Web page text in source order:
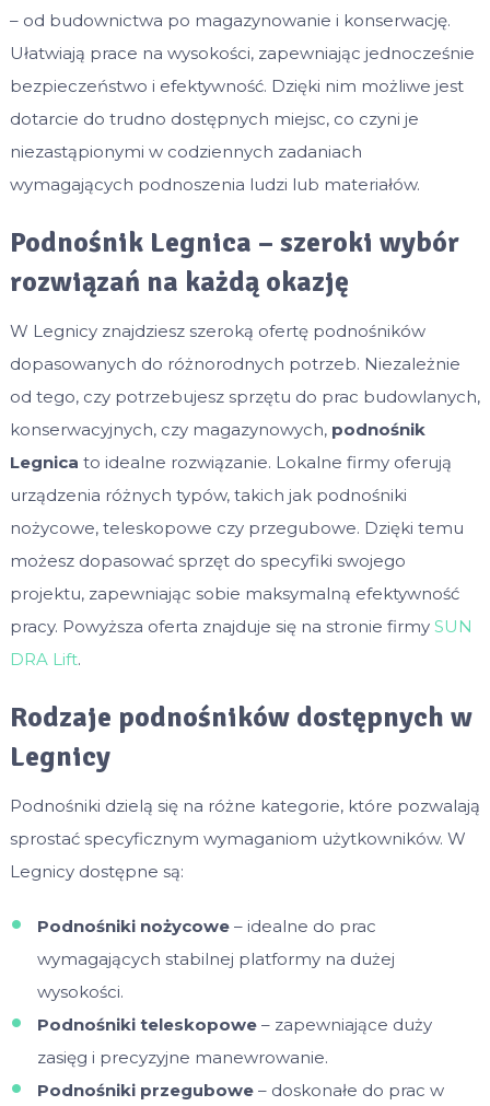
– od budownictwa po magazynowanie i konserwację.
Ułatwiają prace na wysokości, zapewniając jednocześnie
bezpieczeństwo i efektywność. Dzięki nim możliwe jest
dotarcie do trudno dostępnych miejsc, co czyni je
niezastąpionymi w codziennych zadaniach
wymagających podnoszenia ludzi lub materiałów.
Podnośnik Legnica – szeroki wybór
rozwiązań na każdą okazję
W Legnicy znajdziesz szeroką ofertę podnośników
dopasowanych do różnorodnych potrzeb. Niezależnie
od tego, czy potrzebujesz sprzętu do prac budowlanych,
konserwacyjnych, czy magazynowych, podnośnik
Legnica to idealne rozwiązanie. Lokalne firmy oferują
urządzenia różnych typów, takich jak podnośniki
nożycowe, teleskopowe czy przegubowe. Dzięki temu
możesz dopasować sprzęt do specyfiki swojego
projektu, zapewniając sobie maksymalną efektywność
pracy. Powyższa oferta znajduje się na stronie firmy SUN
DRA Lift.
Rodzaje podnośników dostępnych w
Legnicy
Podnośniki dzielą się na różne kategorie, które pozwalają
sprostać specyficznym wymaganiom użytkowników. W
Legnicy dostępne są:
Podnośniki nożycowe– idealne do prac
wymagających stabilnej platformy na dużej
wysokości.
Podnośniki teleskopowe– zapewniające duży
zasięg i precyzyjne manewrowanie.
Podnośniki przegubowe– doskonałe do prac w